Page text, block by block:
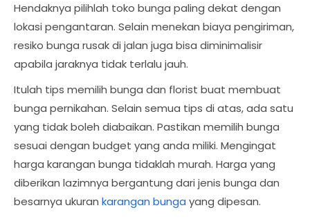
Hendaknya pilihlah toko bunga paling dekat dengan
lokasi pengantaran. Selain menekan biaya pengiriman,
resiko bunga rusak di jalan juga bisa diminimalisir
apabila jaraknya tidak terlalu jauh.
Itulah tips memilih bunga dan florist buat membuat
bunga pernikahan. Selain semua tips di atas, ada satu
yang tidak boleh diabaikan. Pastikan memilih bunga
sesuai dengan budget yang anda miliki. Mengingat
harga karangan bunga tidaklah murah. Harga yang
diberikan lazimnya bergantung dari jenis bunga dan
besarnya ukuran karangan bunga yang dipesan.